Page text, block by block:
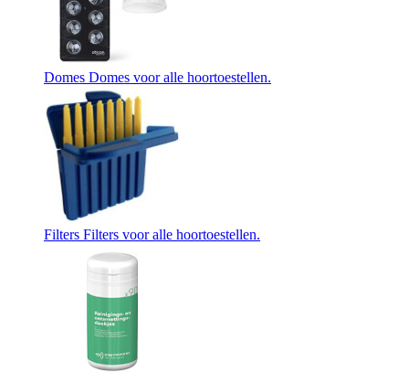
Domes Domes voor alle hoortoestellen.
Filters Filters voor alle hoortoestellen.